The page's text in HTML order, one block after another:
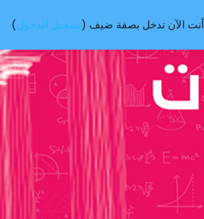
أنت الآن تدخل بصفة ضيف (تسجيل الدخول)